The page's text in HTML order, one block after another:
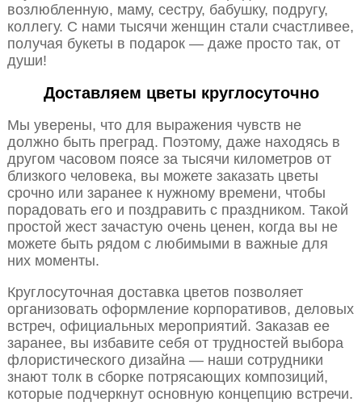
возлюбленную, маму, сестру, бабушку, подругу,
коллегу. С нами тысячи женщин стали счастливее,
получая букеты в подарок — даже просто так, от
души!
Доставляем цветы круглосуточно
Мы уверены, что для выражения чувств не
должно быть преград. Поэтому, даже находясь в
другом часовом поясе за тысячи километров от
близкого человека, вы можете заказать цветы
срочно или заранее к нужному времени, чтобы
порадовать его и поздравить с праздником. Такой
простой жест зачастую очень ценен, когда вы не
можете быть рядом с любимыми в важные для
них моменты.
Круглосуточная доставка цветов позволяет
организовать оформление корпоративов, деловых
встреч, официальных мероприятий. Заказав ее
заранее, вы избавите себя от трудностей выбора
флористического дизайна — наши сотрудники
знают толк в сборке потрясающих композиций,
которые подчеркнут основную концепцию встречи.